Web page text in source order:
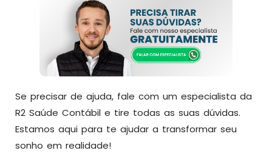
Se precisar de ajuda, fale com um especialista da
R2 Saúde Contábil e tire todas as suas dúvidas.
Estamos aqui para te ajudar a transformar seu
sonho em realidade!